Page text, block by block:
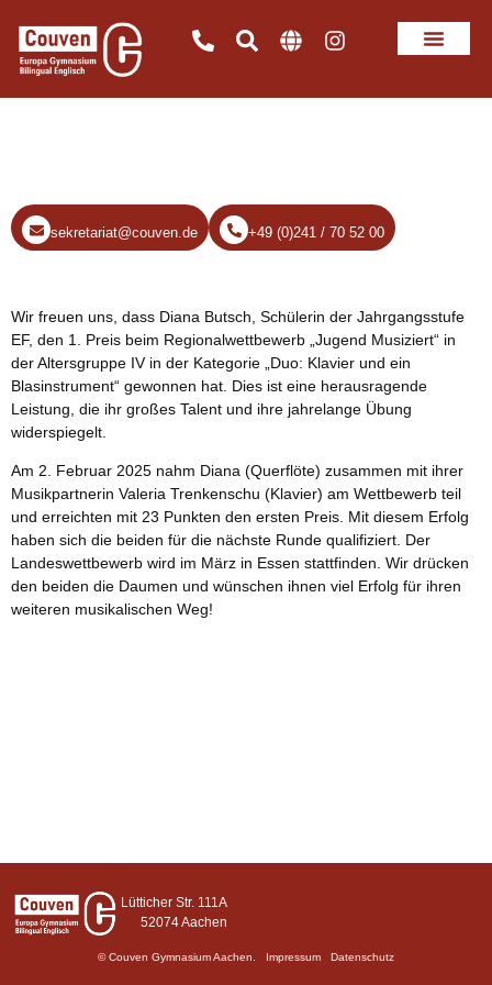
sekretariat@couven.de +49 (0)241 / 70 52 00
Wir freuen uns, dass Diana Butsch, Schülerin der Jahrgangsstufe
EF, den 1. Preis beim Regionalwettbewerb „Jugend Musiziert“ in
der Altersgruppe IV in der Kategorie „Duo: Klavier und ein
Blasinstrument“ gewonnen hat. Dies ist eine herausragende
Leistung, die ihr großes Talent und ihre jahrelange Übung
widerspiegelt.
Am 2. Februar 2025 nahm Diana (Querflöte) zusammen mit ihrer
Musikpartnerin Valeria Trenkenschu (Klavier) am Wettbewerb teil
und erreichten mit 23 Punkten den ersten Preis. Mit diesem Erfolg
haben sich die beiden für die nächste Runde qualifiziert. Der
Landeswettbewerb wird im März in Essen stattfinden. Wir drücken
den beiden die Daumen und wünschen ihnen viel Erfolg für ihren
weiteren musikalischen Weg!
Lütticher Str. 111A
52074 Aachen
© Couven Gymnasium Aachen. Impressum Datenschutz